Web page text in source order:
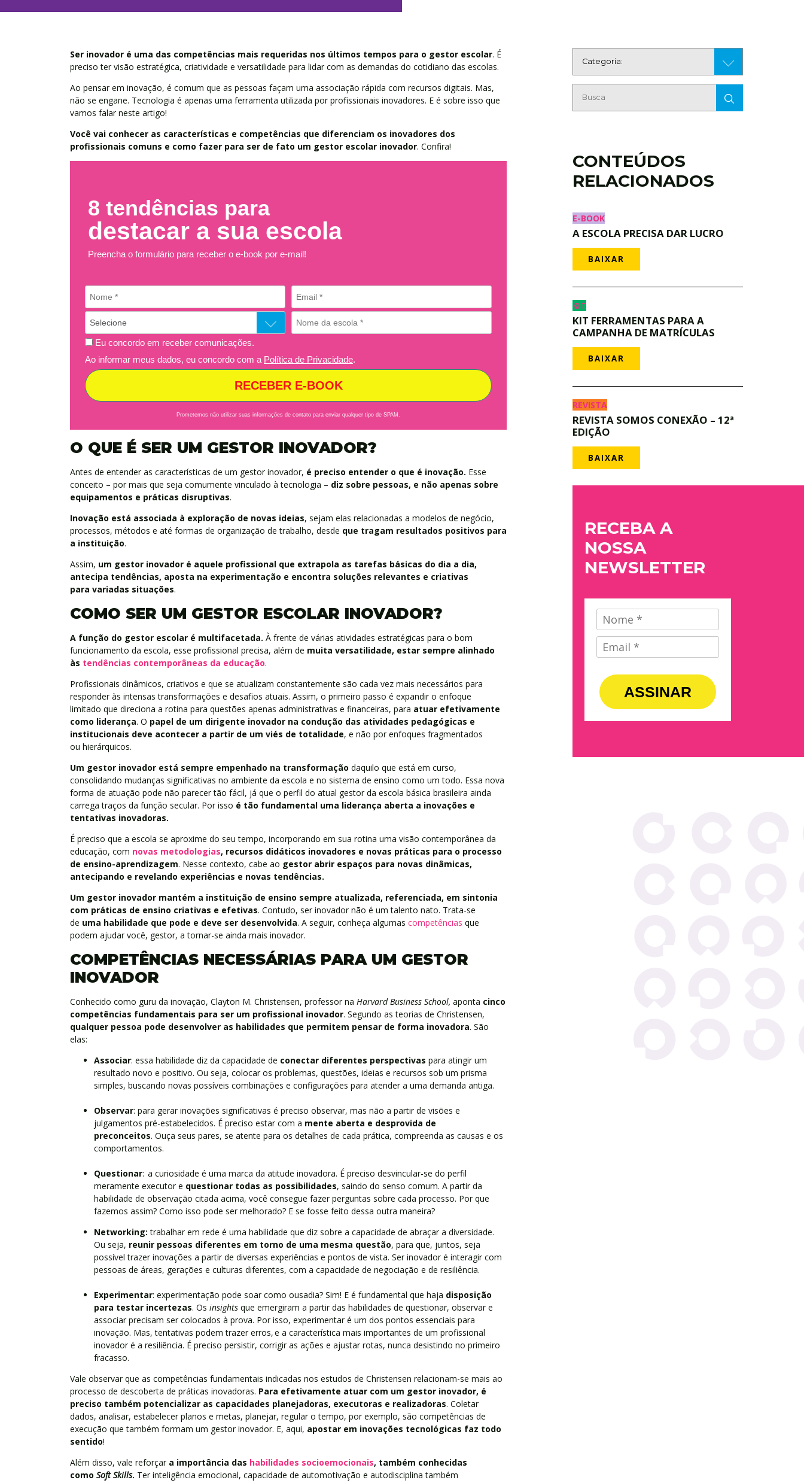
Ser inovador é uma das competências mais requeridas nos últimos tempos para o gestor escolar. É
preciso ter visão estratégica, criatividade e versatilidade para lidar com as demandas do cotidiano das escolas.
Ao pensar em inovação, é comum que as pessoas façam uma associação rápida com recursos digitais. Mas,
não se engane. Tecnologia é apenas uma ferramenta utilizada por profissionais inovadores. E é sobre isso que
vamos falar neste artigo!
Você vai conhecer as características e competências que diferenciam os inovadores dos
profissionais comuns e como fazer para ser de fato um gestor escolar inovador. Confira!
8 tendências para
destacar a sua escola
Preencha o formulário para receber o e-book por e-mail!
Eu concordo em receber comunicações.
Ao informar meus dados, eu concordo com a Política de Privacidade.
RECEBER E-BOOK
Prometemos não utilizar suas informações de contato para enviar qualquer tipo de SPAM.
O QUE É SER UM GESTOR INOVADOR?
Antes de entender as características de um gestor inovador, é preciso entender o que é inovação. Esse
conceito – por mais que seja comumente vinculado à tecnologia – diz sobre pessoas, e não apenas sobre
equipamentos e práticas disruptivas.
Inovação está associada à exploração de novas ideias, sejam elas relacionadas a modelos de negócio,
processos, métodos e até formas de organização de trabalho, desde que tragam resultados positivos para
a instituição.
Assim, um gestor inovador é aquele profissional que extrapola as tarefas básicas do dia a dia,
antecipa tendências, aposta na experimentação e encontra soluções relevantes e criativas
para variadas situações.
COMO SER UM GESTOR ESCOLAR INOVADOR?
A função do gestor escolar é multifacetada. À frente de várias atividades estratégicas para o bom
funcionamento da escola, esse profissional precisa, além de muita versatilidade, estar sempre alinhado
às tendências contemporâneas da educação.
Profissionais dinâmicos, criativos e que se atualizam constantemente são cada vez mais necessários para
responder às intensas transformações e desafios atuais. Assim, o primeiro passo é expandir o enfoque
limitado que direciona a rotina para questões apenas administrativas e financeiras, para atuar efetivamente
como liderança. O papel de um dirigente inovador na condução das atividades pedagógicas e
institucionais deve acontecer a partir de um viés de totalidade, e não por enfoques fragmentados
ou hierárquicos.
Um gestor inovador está sempre empenhado na transformação daquilo que está em curso,
consolidando mudanças significativas no ambiente da escola e no sistema de ensino como um todo. Essa nova
forma de atuação pode não parecer tão fácil, já que o perfil do atual gestor da escola básica brasileira ainda
carrega traços da função secular. Por isso é tão fundamental uma liderança aberta a inovações e
tentativas inovadoras.
É preciso que a escola se aproxime do seu tempo, incorporando em sua rotina uma visão contemporânea da
educação, com novas metodologias, recursos didáticos inovadores e novas práticas para o processo
de ensino-aprendizagem. Nesse contexto, cabe ao gestor abrir espaços para novas dinâmicas,
antecipando e revelando experiências e novas tendências.
Um gestor inovador mantém a instituição de ensino sempre atualizada, referenciada, em sintonia
com práticas de ensino criativas e efetivas. Contudo, ser inovador não é um talento nato. Trata-se
de uma habilidade que pode e deve ser desenvolvida. A seguir, conheça algumas competências que
podem ajudar você, gestor, a tornar-se ainda mais inovador.
COMPETÊNCIAS NECESSÁRIAS PARA UM GESTOR
INOVADOR
Conhecido como guru da inovação, Clayton M. Christensen, professor na Harvard Business School, aponta cinco
competências fundamentais para ser um profissional inovador. Segundo as teorias de Christensen,
qualquer pessoa pode desenvolver as habilidades que permitem pensar de forma inovadora. São
elas:
Associar: essa habilidade diz da capacidade de conectar diferentes perspectivas para atingir um
resultado novo e positivo. Ou seja, colocar os problemas, questões, ideias e recursos sob um prisma
simples, buscando novas possíveis combinações e configurações para atender a uma demanda antiga.
Observar: para gerar inovações significativas é preciso observar, mas não a partir de visões e
julgamentos pré-estabelecidos. É preciso estar com a mente aberta e desprovida de
preconceitos. Ouça seus pares, se atente para os detalhes de cada prática, compreenda as causas e os
comportamentos.
Questionar: a curiosidade é uma marca da atitude inovadora. É preciso desvincular-se do perfil
meramente executor e questionar todas as possibilidades, saindo do senso comum. A partir da
habilidade de observação citada acima, você consegue fazer perguntas sobre cada processo. Por que
fazemos assim? Como isso pode ser melhorado? E se fosse feito dessa outra maneira?
Networking: trabalhar em rede é uma habilidade que diz sobre a capacidade de abraçar a diversidade.
Ou seja, reunir pessoas diferentes em torno de uma mesma questão, para que, juntos, seja
possível trazer inovações a partir de diversas experiências e pontos de vista. Ser inovador é interagir com
pessoas de áreas, gerações e culturas diferentes, com a capacidade de negociação e de resiliência.
Experimentar: experimentação pode soar como ousadia? Sim! E é fundamental que haja disposição
para testar incertezas. Os insights que emergiram a partir das habilidades de questionar, observar e
associar precisam ser colocados à prova. Por isso, experimentar é um dos pontos essenciais para
inovação. Mas, tentativas podem trazer erros, e a característica mais importantes de um profissional
inovador é a resiliência. É preciso persistir, corrigir as ações e ajustar rotas, nunca desistindo no primeiro
fracasso.
Vale observar que as competências fundamentais indicadas nos estudos de Christensen relacionam-se mais ao
processo de descoberta de práticas inovadoras. Para efetivamente atuar com um gestor inovador, é
preciso também potencializar as capacidades planejadoras, executoras e realizadoras. Coletar
dados, analisar, estabelecer planos e metas, planejar, regular o tempo, por exemplo, são competências de
execução que também formam um gestor inovador. E, aqui, apostar em inovações tecnológicas faz todo
sentido!
Além disso, vale reforçar a importância das habilidades socioemocionais, também conhecidas
como Soft Skills. Ter inteligência emocional, capacidade de automotivação e autodisciplina também
CONTEÚDOS
RELACIONADOS
E-BOOK
A ESCOLA PRECISA DAR LUCRO
BAIXAR
KIT
KIT FERRAMENTAS PARA A
CAMPANHA DE MATRÍCULAS
BAIXAR
REVISTA
REVISTA SOMOS CONEXÃO – 12ª
EDIÇÃO
BAIXAR
RECEBA A
NOSSA
NEWSLETTER
ASSINAR